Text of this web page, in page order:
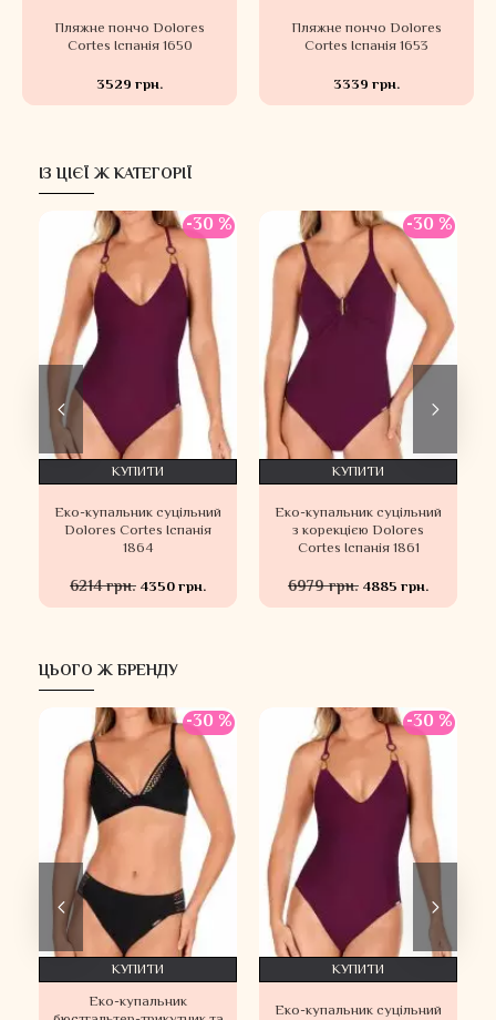
Пляжне пончо Dolores
Cortes Іспанія 1650
3529 грн.
Пляжне пончо Dolores
Cortes Іспанія 1653
3339 грн.
ІЗ ЦІЄЇ Ж КАТЕГОРІЇ
-30 %
Еко-купальник суцільний
Dolores Cortes Іспанія
1864
6214 грн. 4350 грн.
КУПИТИ
-30 %
Еко-купальник суцільний
з корекцією Dolores
Cortes Іспанія 1861
6979 грн. 4885 грн.
КУПИТИ
ЦЬОГО Ж БРЕНДУ
-30 %
Еко-купальник
КУПИТИ
-30 %
Еко-купальник суцільний
КУПИТИ